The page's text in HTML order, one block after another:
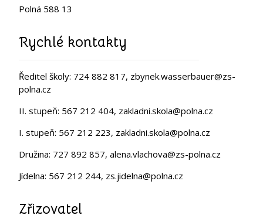
Polná 588 13
Rychlé kontakty
Ředitel školy: 724 882 817, zbynek.wasserbauer@zs-
polna.cz
II. stupeň: 567 212 404, zakladni.skola@polna.cz
I. stupeň: 567 212 223, zakladni.skola@polna.cz
Družina: 727 892 857, alena.vlachova@zs-polna.cz
Jídelna: 567 212 244, zs.jidelna@polna.cz
Zřizovatel